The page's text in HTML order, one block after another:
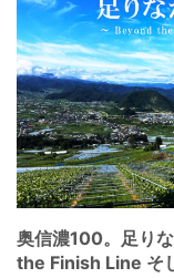
奥信濃100。足り
the Finish Line そ